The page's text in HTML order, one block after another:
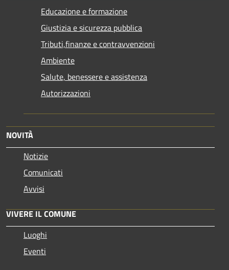
Educazione e formazione
Giustizia e sicurezza pubblica
Tributi,finanze e contravvenzioni
Ambiente
Salute, benessere e assistenza
Autorizzazioni
NOVITÀ
Notizie
Comunicati
Avvisi
VIVERE IL COMUNE
Luoghi
Eventi